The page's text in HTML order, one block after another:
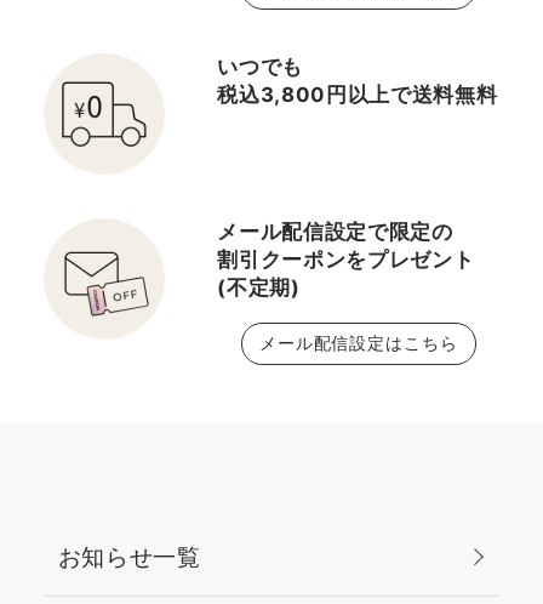
いつでも
税込3,800円以上で送料無料
メール配信設定で限定の
割引クーポンをプレゼント
(不定期)
メール配信設定はこちら
お知らせ一覧